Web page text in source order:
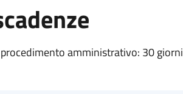
amministrativo: 30 giorni